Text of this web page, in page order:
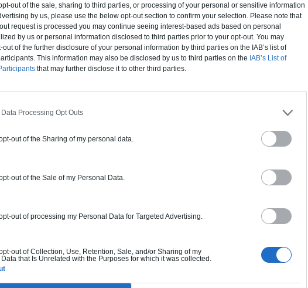
out of the sale, sharing to third parties, or processing of your personal or sensitive information
by us, please use the below opt-out section to confirm your selection. Please note that
request is processed you may continue seeing interest-based ads based on personal
by us or personal information disclosed to third parties prior to your opt-out. You may
of the further disclosure of your personal information by third parties on the IAB’s list of
This information may also be disclosed by us to third parties on the IAB’s List of
that may further disclose it to other third parties.
Processing Opt Outs
out of the Sharing of my personal data.
out of the Sale of my Personal Data.
out of processing my Personal Data for Targeted Advertising.
out of Collection, Use, Retention, Sale, and/or Sharing of my
that Is Unrelated with the Purposes for which it was collected.
un style à la fois chic et
intactes.